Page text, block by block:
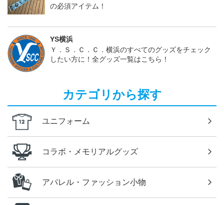
の必須アイテム！
YS横浜
Ｙ．Ｓ．Ｃ．Ｃ．横浜のすべてのグッズをチェック
したい方に！全グッズ一覧はこちら！
カテゴリから探す
ユニフォーム
コラボ・メモリアルグッズ
アパレル・ファッション小物